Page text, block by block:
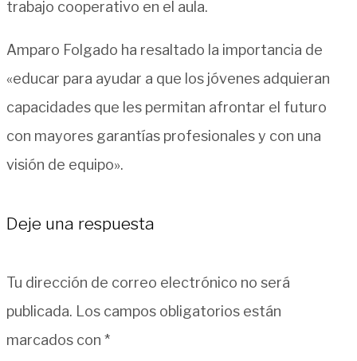
trabajo cooperativo en el aula.
Amparo Folgado ha resaltado la importancia de
«educar para ayudar a que los jóvenes adquieran
capacidades que les permitan afrontar el futuro
con mayores garantías profesionales y con una
visión de equipo».
Deje una respuesta
Tu dirección de correo electrónico no será
publicada. Los campos obligatorios están
marcados con *